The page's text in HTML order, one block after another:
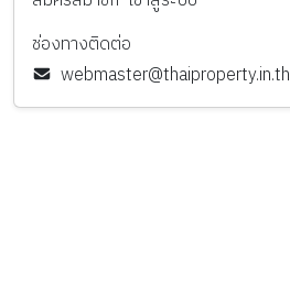
ช่องทางติดต่อ
webmaster@thaiproperty.in.th